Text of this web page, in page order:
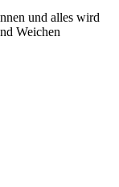
und alles wird
Weichen